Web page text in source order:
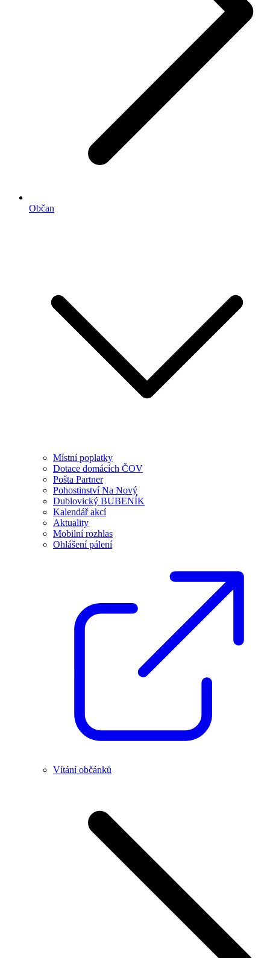
Občan
Místní poplatky
Dotace domácích ČOV
Pošta Partner
Pohostinství Na Nový
Dublovický BUBENÍK
Kalendář akcí
Aktuality
Mobilní rozhlas
Ohlášení pálení
Vítání občánků